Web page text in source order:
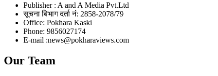
Publisher : A and A Media Pvt.Ltd
सूचना बिभाग दर्ता नं: 2858-2078/79
Office: Pokhara Kaski
Phone: 9856027174
E-mail :news@pokharaviews.com
Our Team